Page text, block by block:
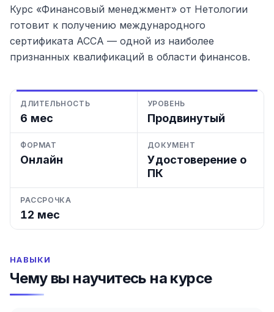
Курс «Финансовый менеджмент» от Нетологии
готовит к получению международного
сертификата ACCA — одной из наиболее
признанных квалификаций в области финансов.
ДЛИТЕЛЬНОСТЬ
6 мес
УРОВЕНЬ
Продвинутый
ФОРМАТ
Онлайн
ДОКУМЕНТ
Удостоверение о
ПК
РАССРОЧКА
12 мес
НАВЫКИ
Чему вы научитесь на курсе